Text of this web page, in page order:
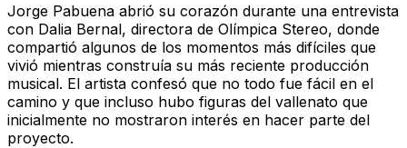
Jorge Pabuena abrió su corazón durante una entrevista
con Dalia Bernal, directora de Olímpica Stereo, donde
compartió algunos de los momentos más difíciles que
vivió mientras construía su más reciente producción
musical. El artista confesó que no todo fue fácil en el
camino y que incluso hubo figuras del vallenato que
inicialmente no mostraron interés en hacer parte del
proyecto.